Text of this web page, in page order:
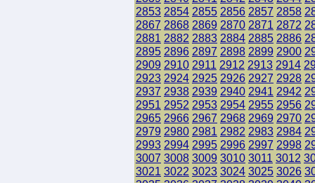
2853 2854 2855 2856 2857 2858
2867 2868 2869 2870 2871 2872
2881 2882 2883 2884 2885 2886
2895 2896 2897 2898 2899 2900
2909 2910 2911 2912 2913 2914
2923 2924 2925 2926 2927 2928
2937 2938 2939 2940 2941 2942
2951 2952 2953 2954 2955 2956
2965 2966 2967 2968 2969 2970
2979 2980 2981 2982 2983 2984
2993 2994 2995 2996 2997 2998
3007 3008 3009 3010 3011 3012
3021 3022 3023 3024 3025 3026